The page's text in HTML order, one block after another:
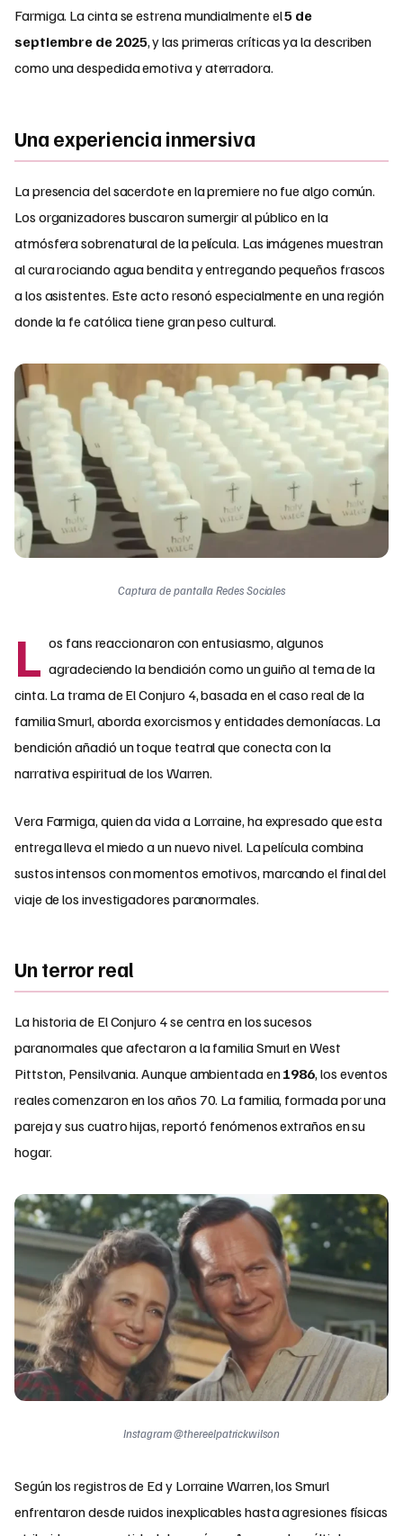
Farmiga. La cinta se estrena mundialmente el5 de
septiembre de 2025, y las primeras críticas ya la describen
como una despedida emotiva y aterradora.
Una experiencia inmersiva
La presencia del sacerdote en la premiere no fue algo común.
Los organizadores buscaron sumergir al público en la
atmósfera sobrenatural de la película. Las imágenes muestran
al cura rociando agua bendita y entregando pequeños frascos
a los asistentes. Este acto resonó especialmente en una región
donde la fe católica tiene gran peso cultural.
Captura de pantalla Redes Sociales
L os fans reaccionaron con entusiasmo, algunos
agradeciendo la bendición como un guiño al tema de la
cinta. La trama de El Conjuro 4, basada en el caso real de la
familia Smurl, aborda exorcismos y entidades demoníacas. La
bendición añadió un toque teatral que conecta con la
narrativa espiritual de los Warren.
Vera Farmiga, quien da vida a Lorraine, ha expresado que esta
entrega lleva el miedo a un nuevo nivel. La película combina
sustos intensos con momentos emotivos, marcando el final del
viaje de los investigadores paranormales.
Un terror real
La historia de El Conjuro 4 se centra en los sucesos
paranormales que afectaron a la familia Smurl en West
Pittston, Pensilvania. Aunque ambientada en1986, los eventos
reales comenzaron en los años 70. La familia, formada por una
pareja y sus cuatro hijas, reportó fenómenos extraños en su
hogar.
Instagram @thereelpatrickwilson
Según los registros de Ed y Lorraine Warren, los Smurl
enfrentaron desde ruidos inexplicables hasta agresiones físicas